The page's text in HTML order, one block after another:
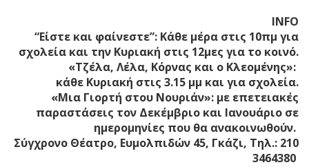
INFO
“Είστε και φαίνεστε”: Κάθε μέρα στις 10πμ για
σχολεία και την Κυριακή στις 12μες για το κοινό.
«Τζέλα, Λέλα, Κόρνας και ο Κλεομένης»:
κάθε Κυριακή στις 3.15 μμ και για σχολεία.
«Μια Γιορτή στου Νουριάν»: με επετειακές
παραστάσεις τον Δεκέμβριο και Ιανουάριο σε
ημερομηνίες που θα ανακοινωθούν.
Σύγχρονο Θέατρο, Ευμολπιδών 45, Γκάζι, Τηλ.: 210
3464380